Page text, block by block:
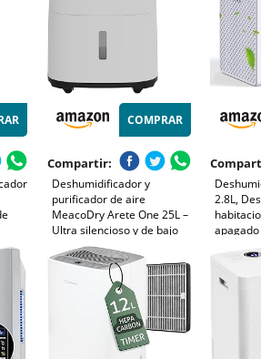
COMPRAR
Compartir:
Deshumidificador y
purificador de aire
MeacoDry Arete One 25L –
Ultra silencioso y de bajo
consumo - gran capacidad
para eliminar humedad y
moho con filtro HEPA
2.8L,
luz
portátil,